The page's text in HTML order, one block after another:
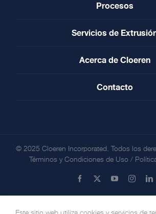
Procesos
Servicios de
Acerca de Cloeren
Contacto
© 2025 Cloeren Incorporated. Todos los
Términos y Condiciones de Uso/
Facebook YouTube